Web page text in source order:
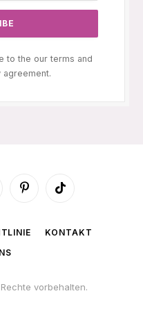
to the our terms and
agreement.
PinterestTikTok
KONTAKT
vorbehalten.